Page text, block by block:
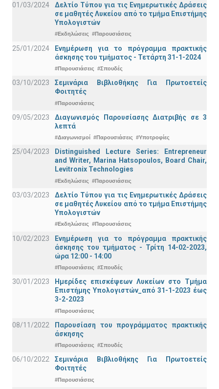
01/03/2024
Δελτίο Τύπου για τις Ενημερωτικές Δράσεις
σε μαθητές Λυκείου από το τμήμα Επιστήμης
Υπολογιστών
#Εκδηλώσεις #Παρουσιάσεις
25/01/2024
Ενημέρωση για το πρόγραμμα πρακτικής
άσκησης του τμήματος - Τετάρτη 31-1-2024
#Παρουσιάσεις #Σπουδές
03/10/2023
Σεμινάρια Βιβλιοθήκης Για Πρωτοετείς
Φοιτητές
#Παρουσιάσεις
09/05/2023
Διαγωνισμός Παρουσίασης Διατριβής σε 3
λεπτά
#Διαγωνισμοί #Παρουσιάσεις #Υποτροφίες
25/04/2023
Distinguished Lecture Series: Entrepreneur
and Writer, Marina Hatsopoulos, Board Chair,
Levitronix Technologies
#Εκδηλώσεις #Παρουσιάσεις
03/03/2023
Δελτίο Τύπου για τις Ενημερωτικές Δράσεις
σε μαθητές Λυκείου από το τμήμα Επιστήμης
Υπολογιστών
#Εκδηλώσεις #Παρουσιάσεις
10/02/2023
Ενημέρωση για το πρόγραμμα πρακτικής
άσκησης του τμήματος - Τρίτη 14-02-2023,
ώρα 12:00 - 14:00
#Παρουσιάσεις #Σπουδές
30/01/2023
Ημερίδες επισκέψεων Λυκείων στο Τμήμα
Επιστήμης Υπολογιστών_από 31-1-2023 έως
3-2-2023
#Παρουσιάσεις
08/11/2022
Παρουσίαση του προγράμματος πρακτικής
άσκησης
#Παρουσιάσεις #Σπουδές
06/10/2022
Σεμινάρια Βιβλιοθήκης Για Πρωτοετείς
Φοιτητές
#Παρουσιάσεις